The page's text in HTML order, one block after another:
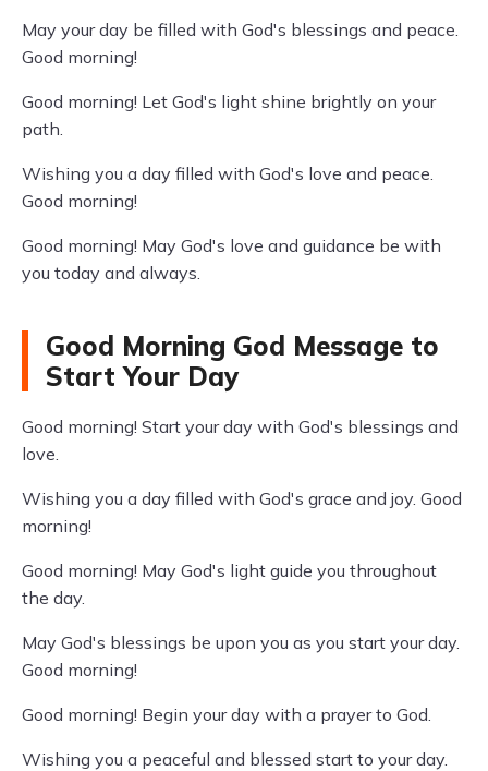
May your day be filled with God's blessings and peace.
Good morning!
Good morning! Let God's light shine brightly on your
path.
Wishing you a day filled with God's love and peace.
Good morning!
Good morning! May God's love and guidance be with
you today and always.
Good Morning God Message to
Start Your Day
Good morning! Start your day with God's blessings and
love.
Wishing you a day filled with God's grace and joy. Good
morning!
Good morning! May God's light guide you throughout
the day.
May God's blessings be upon you as you start your day.
Good morning!
Good morning! Begin your day with a prayer to God.
Wishing you a peaceful and blessed start to your day.